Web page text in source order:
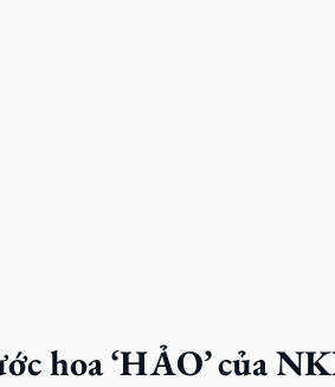
hoa ‘HẢO’ của